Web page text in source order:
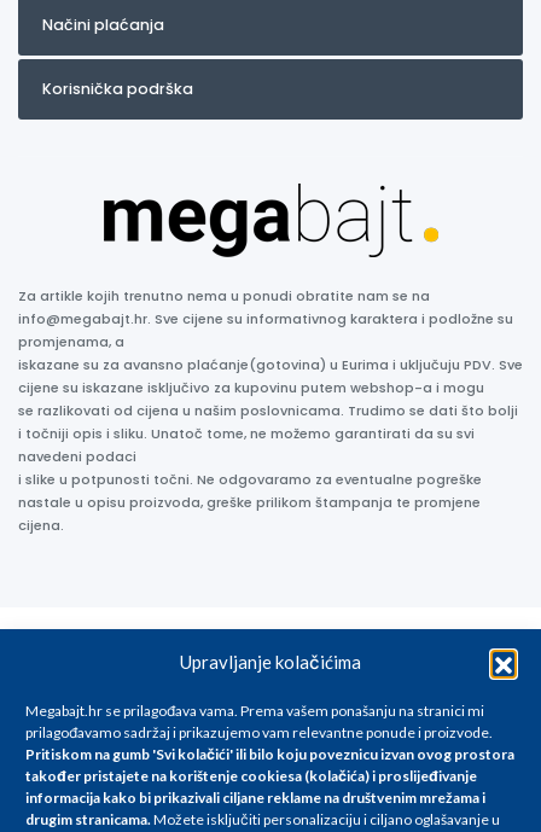
Upravljanje kolačićima
Megabajt.hr se prilagođava vama. Prema vašem ponašanju na stranici mi
prilagođavamo sadržaj i prikazujemo vam relevantne ponude i proizvode.
Pritiskom na gumb 'Svi kolačići' ili bilo koju poveznicu izvan ovog prostora
također pristajete na korištenje cookiesa (kolačića) i proslijeđivanje
informacija kako bi prikazivali ciljane reklame na društvenim mrežama i
drugim stranicama.Možete isključiti personalizaciju i ciljano oglašavanje u
Načini plaćanja
Korisnička podrška
Za artikle kojih trenutno nema u ponudi obratite nam se na
info@megabajt.hr. Sve cijene su informativnog karaktera i podložne su
promjenama, a
iskazane su za avansno plaćanje(gotovina) u Eurima i uključuju PDV. Sve
cijene su iskazane isključivo za kupovinu putem webshop-a i mogu
se razlikovati od cijena u našim poslovnicama. Trudimo se dati što bolji
i točniji opis i sliku. Unatoč tome, ne možemo garantirati da su svi
navedeni podaci
i slike u potpunosti točni. Ne odgovaramo za eventualne pogreške
nastale u opisu proizvoda, greške prilikom štampanja te promjene
cijena.